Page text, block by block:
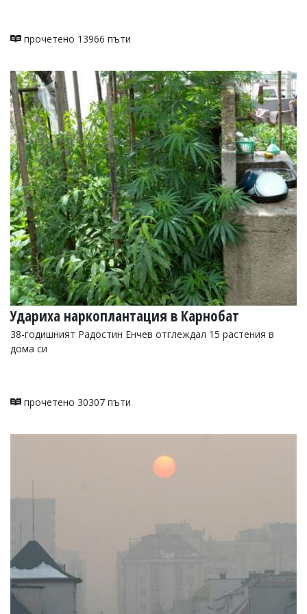
прочетено 13966 пъти
Удариха наркоплантация в Карнобат
38-годишният Радостин Енчев отглеждал 15 растения в
дома си
прочетено 30307 пъти